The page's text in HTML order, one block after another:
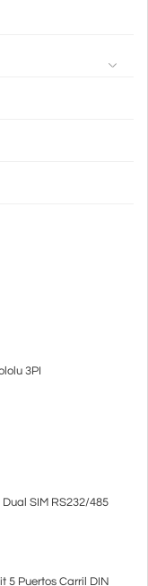
3PI
SIM RS232/485
5 Puertos Carril DIN